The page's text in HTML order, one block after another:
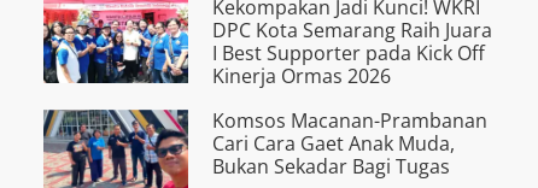
Kekompakan Jadi Kunci! WKRI
DPC Kota Semarang Raih Juara
I Best Supporter pada Kick Off
Kinerja Ormas 2026
Komsos Macanan-Prambanan
Cari Cara Gaet Anak Muda,
Bukan Sekadar Bagi Tugas